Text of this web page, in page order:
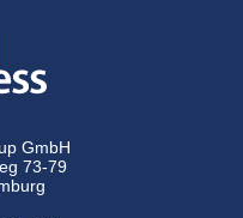
GmbH
73-79